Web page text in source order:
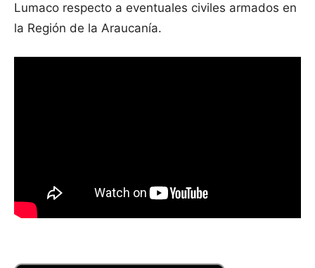
Lumaco respecto a eventuales civiles armados en
la Región de la Araucanía.